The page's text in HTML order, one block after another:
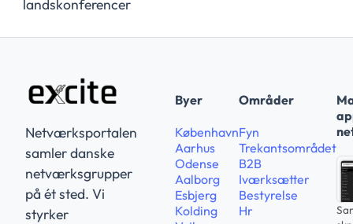
landskonferencer
Netværksportalen
samler danske
netværksgrupper
på ét sted. Vi
styrker
Byer
København
Aarhus
Odense
Aalborg
Esbjerg
Kolding
Områder
Fyn
Trekantsområdet
B2B
Iværksætter
Bestyrelse
Hr